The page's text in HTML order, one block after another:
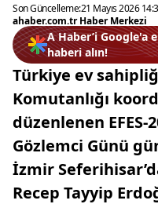
Son Güncelleme:21 Mayıs 2026
ahaber.com.tr Haber Merkezi
A Haber’i Google'a
haberi alın!
Türkiye ev
Komutanlığı
düzenlenen EFES-
Gözlemci Günü
İzmir
Recep Tayyip